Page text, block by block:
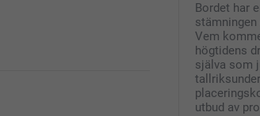
Bordet har
Vem
högtidens
själva som
utbud av